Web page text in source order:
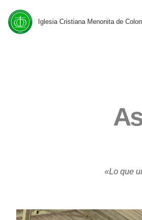
Saltar
Iglesia Cristiana Menonita de
«Lo que